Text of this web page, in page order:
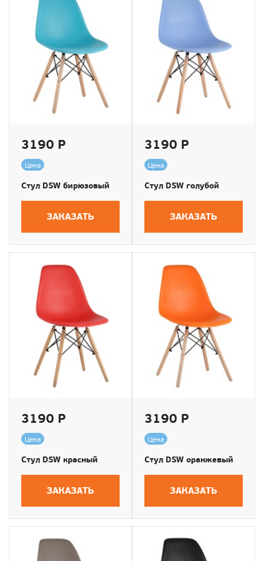
3190 Р
Цена
Стул DSW бирюзовый
ЗАКАЗАТЬ
3190 Р
Цена
Стул DSW голубой
ЗАКАЗАТЬ
3190 Р
Цена
Стул DSW красный
ЗАКАЗАТЬ
3190 Р
Цена
Стул DSW оранжевый
ЗАКАЗАТЬ